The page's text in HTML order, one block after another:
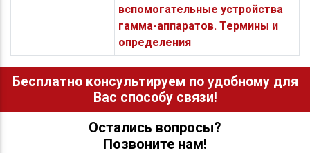
вспомогательные устройства
гамма-аппаратов. Термины и
определения
Бесплатно консультируем по удобному для
Вас способу связи!
Остались вопросы?
Позвоните нам!